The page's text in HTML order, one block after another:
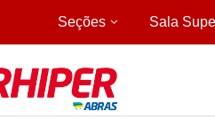
Seções Sala